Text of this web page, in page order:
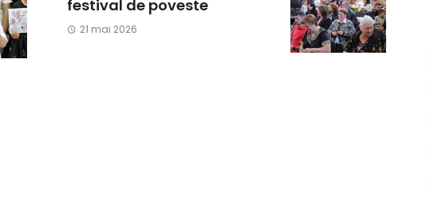
festival de poveste
21 mai 2026